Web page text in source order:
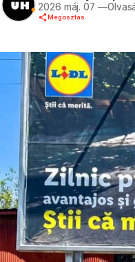
2026 máj. 07 —
Megosztás